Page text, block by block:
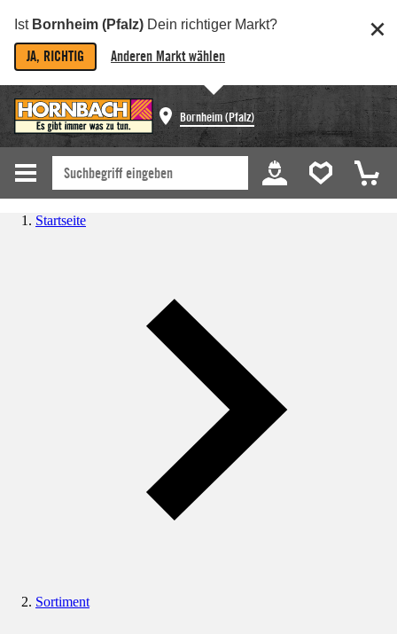
Ist Bornheim (Pfalz) Dein richtiger Markt?
JA, RICHTIG Anderen Markt wählen
Bornheim (Pfalz)
Startseite
Sortiment